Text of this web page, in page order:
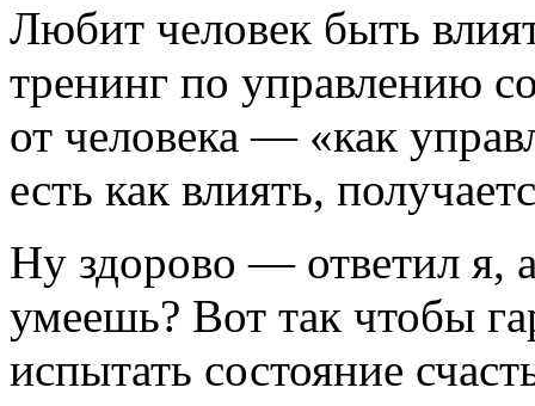
Любит человек быть
тренинг по управлению
от человека — «как
есть как влиять,
Ну здорово — ответил я,
умеешь? Вот так чтобы
испытать состояние